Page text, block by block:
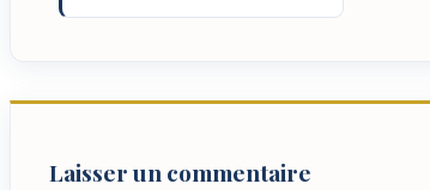
Laisser un commentaire